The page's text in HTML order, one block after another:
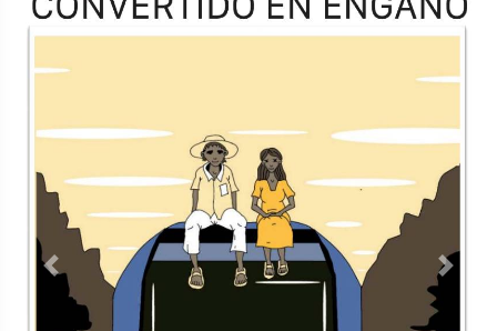
Previous Next